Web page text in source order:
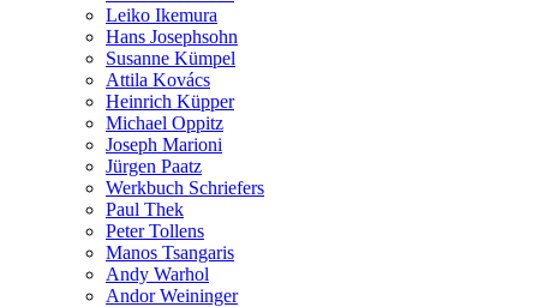
Leiko Ikemura
Hans Josephsohn
Susanne Kümpel
Attila Kovács
Heinrich Küpper
Michael Oppitz
Joseph Marioni
Jürgen Paatz
Werkbuch Schriefers
Paul Thek
Peter Tollens
Manos Tsangaris
Andy Warhol
Andor Weininger